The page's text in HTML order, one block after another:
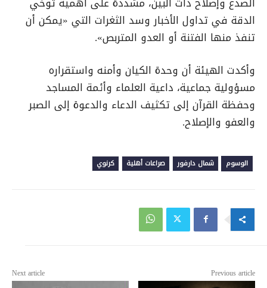
الدقة في تداول الأخبار وسد الثغرات التي «يمكن أن
تنفذ منها الفتنة أو العدو المتربص».
وأكدت الهيئة أن وحدة الكيان وأمنه واستقراره
مسؤولية جماعية، داعية العلماء وأئمة المساجد
وحفظة القرآن إلى تكثيف الدعاء والدعوة إلى الصبر
والعفو والإصلاح.
الوسوم شمال دارفور صراعات أهلية كرنوي
Previous article
Next article